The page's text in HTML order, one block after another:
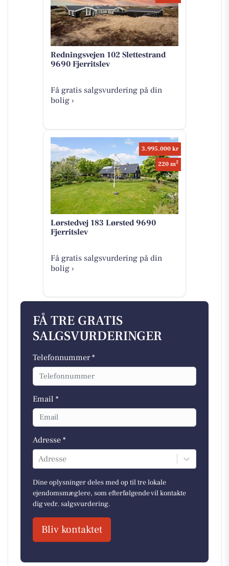
Redningsvejen 102 Slettestrand
9690 Fjerritslev
Få gratis salgsvurdering på din
bolig ›
3.995.000 kr
220 m2
Lørstedvej 183 Lørsted 9690
Fjerritslev
Få gratis salgsvurdering på din
bolig ›
FÅ TRE GRATIS
SALGSVURDERINGER
Telefonnummer *
Email *
Adresse *
Adresse
Dine oplysninger deles med op til tre lokale
ejendomsmæglere, som efterfølgende vil kontakte
dig vedr. salgsvurdering.
Bliv kontaktet